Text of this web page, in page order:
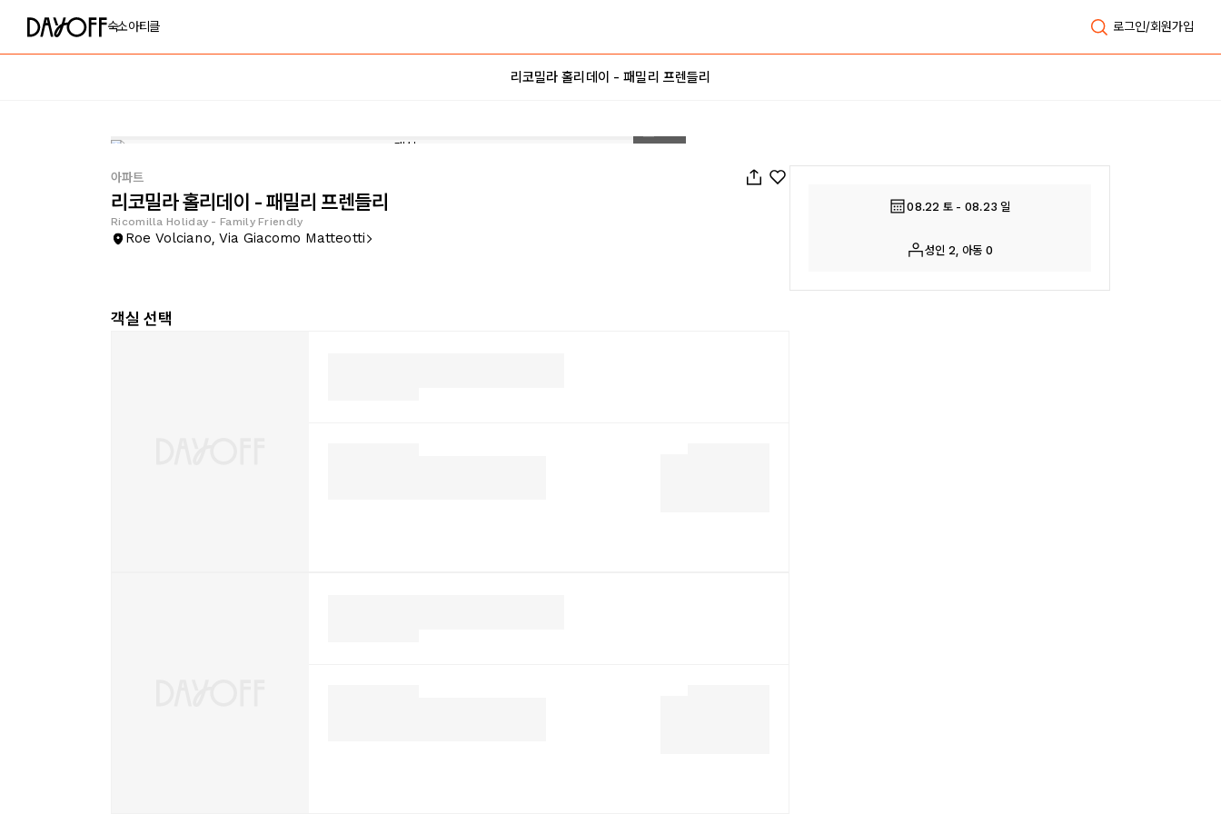
숙소아티클 로그인/회원가입
리코밀라 홀리데이 - 패밀리 프렌들리
아파트
리코밀라 홀리데이 - 패밀리 프렌들리
Ricomilla Holiday - Family Friendly
Roe Volciano, Via Giacomo Matteotti
객실 선택
08.22 토 - 08.23 일
성인 2, 아동 0